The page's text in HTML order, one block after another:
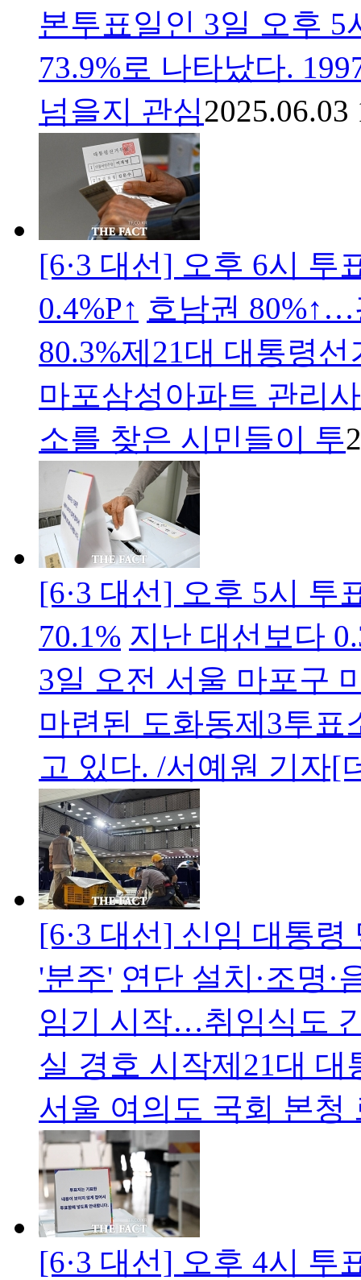
본투표일인 3일 오후
73.9%로 나타났다.
넘을지 관심2025.06.03
[6·3 대선] 오후 6시 투
0.4%P↑ 호남권 80%↑…
80.3%제21대 대통령
마포삼성아파트 관리
소를 찾은 시민들이 투
[6·3 대선] 오후 5시 투
70.1% 지난 대선보다
3일 오전 서울 마포구
마련된 도화동제3투표
고 있다. /서예원 기자[
[6·3 대선] 신임 대통
'분주' 연단 설치·조명·
임기 시작…취임식도
실 경호 시작제21대
서울 여의도 국회 본청
[6·3 대선] 오후 4시